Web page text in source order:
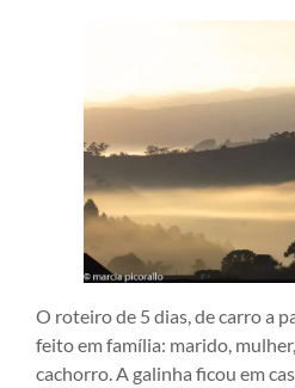
O roteiro de 5 dias, de carro a
feito em família: marido,
cachorro. A galinha ficou em